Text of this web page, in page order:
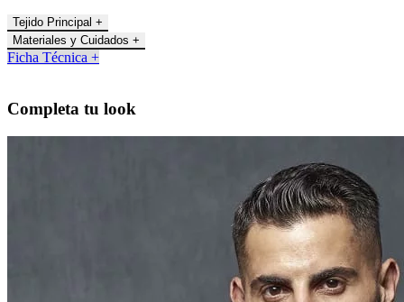
Tejido Principal +
Materiales y Cuidados +
Ficha Técnica +
Completa tu look